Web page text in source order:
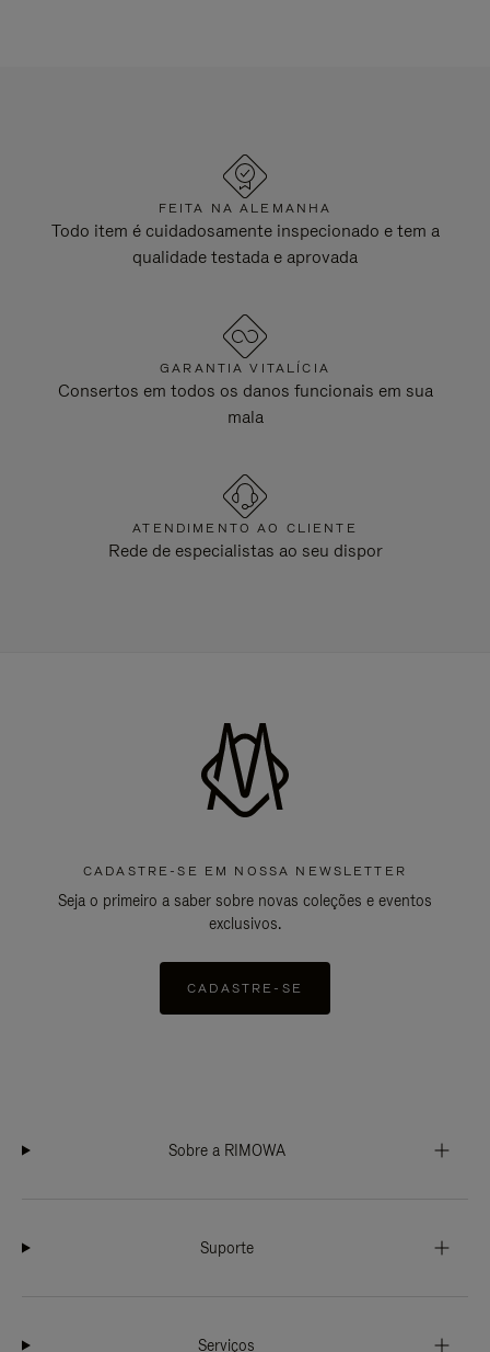
FEITA NA ALEMANHA
Todo item é cuidadosamente inspecionado e tem a
qualidade testada e aprovada
GARANTIA VITALÍCIA
Consertos em todos os danos funcionais em sua
mala
ATENDIMENTO AO CLIENTE
Rede de especialistas ao seu dispor
CADASTRE-SE EM NOSSA NEWSLETTER
Seja o primeiro a saber sobre novas coleções e eventos
exclusivos.
CADASTRE-SE
Sobre a RIMOWA
Suporte
Serviços